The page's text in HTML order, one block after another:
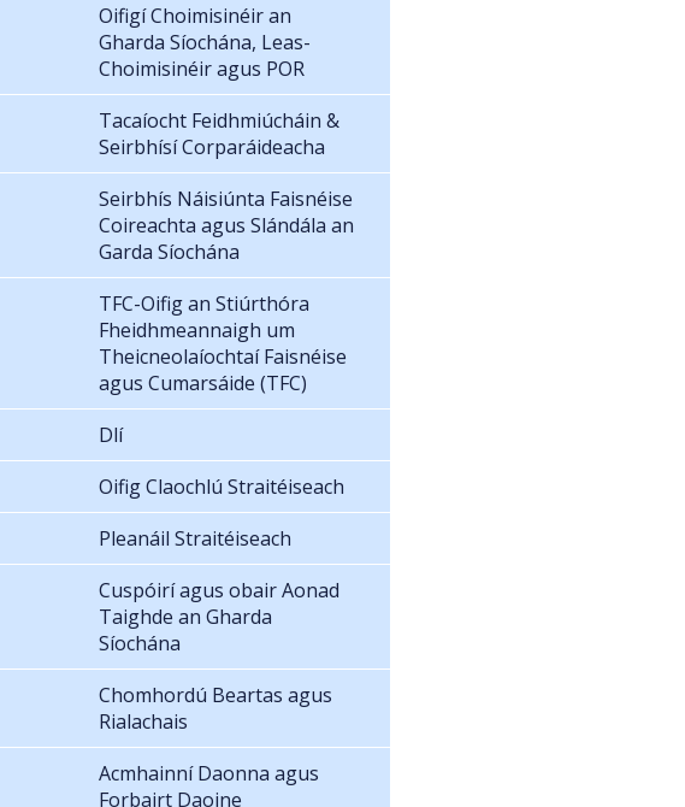
Oifigí Choimisinéir an
Gharda Síochána, Leas-
Choimisinéir agus POR
Tacaíocht Feidhmiúcháin &
Seirbhísí Corparáideacha
Seirbhís Náisiúnta Faisnéise
Coireachta agus Slándála an
Garda Síochána
TFC-Oifig an Stiúrthóra
Fheidhmeannaigh um
Theicneolaíochtaí Faisnéise
agus Cumarsáide (TFC)
Dlí
Oifig Claochlú Straitéiseach
Pleanáil Straitéiseach
Cuspóirí agus obair Aonad
Taighde an Gharda
Síochána
Chomhordú Beartas agus
Rialachais
Acmhainní Daonna agus
Forbairt Daoine